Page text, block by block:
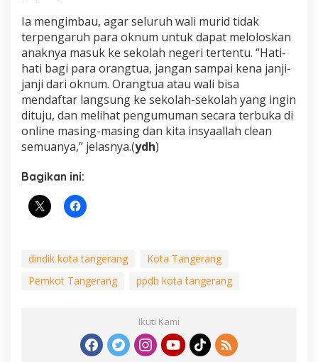
Ia mengimbau, agar seluruh wali murid tidak
terpengaruh para oknum untuk dapat meloloskan
anaknya masuk ke sekolah negeri tertentu. “Hati-
hati bagi para orangtua, jangan sampai kena janji-
janji dari oknum. Orangtua atau wali bisa
mendaftar langsung ke sekolah-sekolah yang ingin
dituju, dan melihat pengumuman secara terbuka di
online masing-masing dan kita insyaallah clean
semuanya,” jelasnya.(ydh)
Bagikan ini:
dindik kota tangerang
Kota Tangerang
Pemkot Tangerang
ppdb kota tangerang
Ikuti Kami